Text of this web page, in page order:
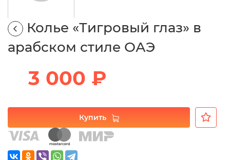
Колье «Тигровый глаз» в
арабском стиле ОАЭ
3 000 ₽
Купить